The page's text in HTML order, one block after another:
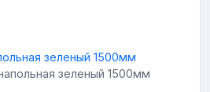
зеленый 1500мм